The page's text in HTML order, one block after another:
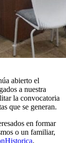
abierto el
a nuestra
la convocatoria
que se generan.
en formar
o un familiar,
.